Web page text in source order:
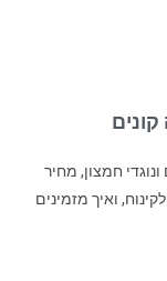
חמצון, מחיר
ואיך מזמינים